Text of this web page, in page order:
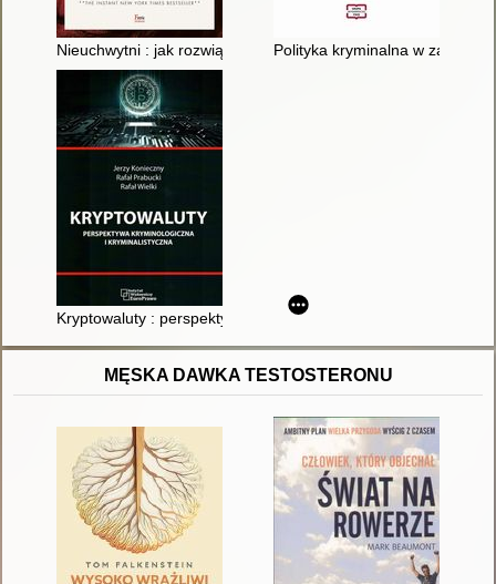
Nieuchwytni : jak rozwiązywałem sprawy z Archiwum X
Polityka kryminalna w zakresie
Kryptowaluty : perspektywa kryminologiczna i kryminalistyczna
MĘSKA DAWKA TESTOSTERONU